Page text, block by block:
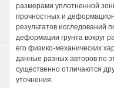
размерами уплотненной
прочностных и
результатов исследований
деформации грунта вокруг
его физико-механических
данные разных авторов по
существенно отличаются
уточнения.